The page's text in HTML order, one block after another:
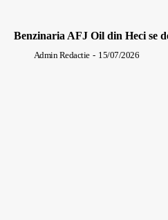
Benzinaria AFJ Oil din Heci se
Admin Redactie - 15/07/2026